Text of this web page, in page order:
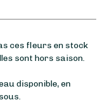
ces fleurs en stock
sont hors saison.
disponible, en